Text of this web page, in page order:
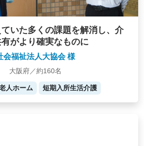
いた多くの課題を解消し、介
がより確実なものに
会福祉法人大協会 様
大阪府／約160名
人ホーム 短期入所生活介護